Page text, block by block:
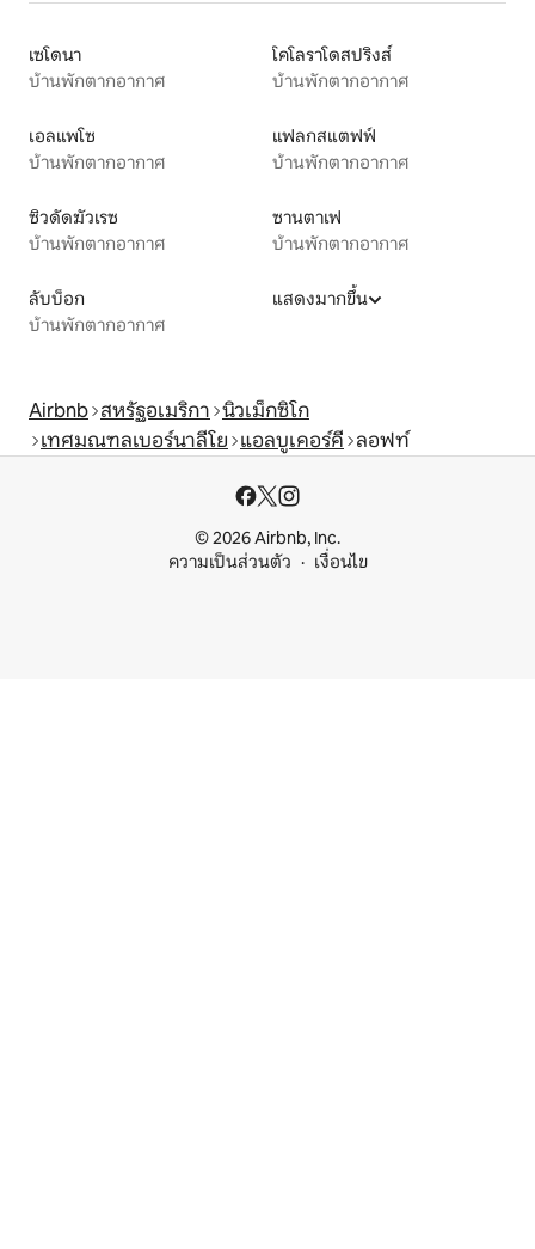
เซโดนา
บ้านพักตากอากาศ
โคโลราโดสปริงส์
บ้านพักตากอากาศ
เอลแพโซ
บ้านพักตากอากาศ
แฟลกสแตฟฟ์
บ้านพักตากอากาศ
ซิวดัดฆัวเรซ
บ้านพักตากอากาศ
ซานตาเฟ
บ้านพักตากอากาศ
ลับบ็อก
บ้านพักตากอากาศ
แสดงมากขึ้น
Airbnb สหรัฐอเมริกา นิวเม็กซิโก
เทศมณฑลเบอร์นาลีโย แอลบูเคอร์คี ลอฟท์
© 2026 Airbnb, Inc.
ความเป็นส่วนตัว
เงื่อนไข